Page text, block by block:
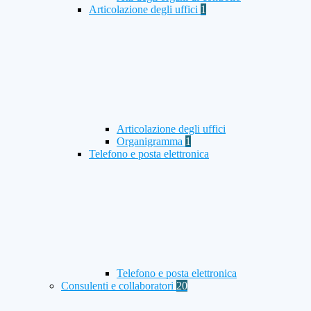
Articolazione degli uffici 1
Articolazione degli uffici
Organigramma 1
Telefono e posta elettronica
Telefono e posta elettronica
Consulenti e collaboratori 20